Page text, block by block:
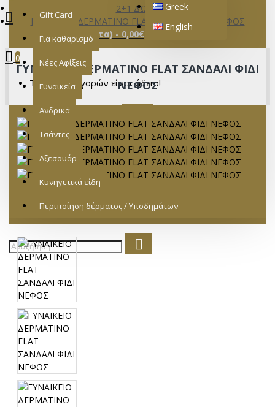
Greek
English
0 προϊόν(τα) - 0,00€
0
Το καλάθι αγορών είναι άδειο!
Gift Card
Για καθαρισμό
Νέες Αφίξεις
Γυναικεία
Ανδρικά
Τσάντες
Αξεσουάρ
Κυνηγετικά είδη
Περιποίηση δέρματος / Υποδημάτων
2+1 ΔΩΡΟ
ΓΥΝΑΙΚΕΙΟ ΔΕΡΜΑΤΙΝΟ FLAT ΣΑΝΔΑΛΙ ΦΙΔΙ ΝΕΦΟΣ
ΓΥΝΑΙΚΕΙΟ ΔΕΡΜΑΤΙΝΟ FLAT ΣΑΝΔΑΛΙ ΦΙΔΙ
ΝΕΦΟΣ